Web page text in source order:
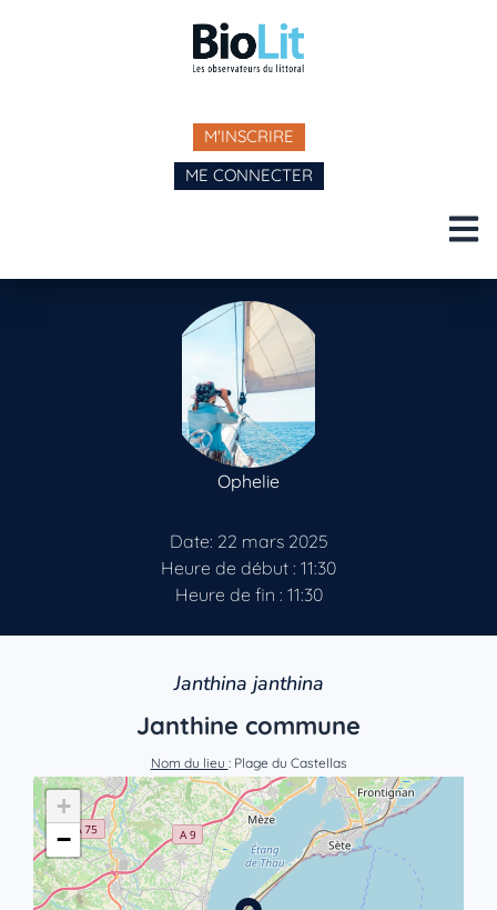
M'INSCRIRE
ME CONNECTER
Ophelie
Date: 22 mars 2025
Heure de début : 11:30
Heure de fin : 11:30
Janthina janthina
Janthine commune
Nom du lieu : Plage du Castellas
+
−